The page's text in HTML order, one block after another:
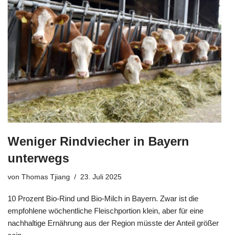
Weniger Rindviecher in Bayern
unterwegs
von Thomas Tjiang 23. Juli 2025
10 Prozent Bio-Rind und Bio-Milch in Bayern. Zwar ist die
empfohlene wöchentliche Fleischportion klein, aber für eine
nachhaltige Ernährung aus der Region müsste der Anteil größer